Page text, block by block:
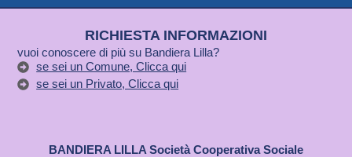
RICHIESTA INFORMAZIONI
vuoi conoscere di più su Bandiera Lilla?
se sei un Comune, Clicca qui
se sei un Privato, Clicca qui
BANDIERA LILLA Società Cooperativa Sociale